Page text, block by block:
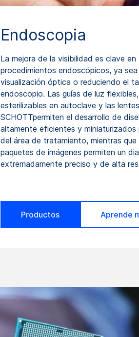
Endoscopia
La mejora de la visibilidad es clave
procedimientos endoscópicos, ya
visualización óptica o reduciendo el
endoscopio. Las guías de luz
esterilizables en autoclave y las
SCHOTTpermiten el desarrollo de
altamente eficientes y miniaturizados
del área de tratamiento, mientras que
paquetes de imágenes permiten un
extremadamente preciso y de alta
Productos Aprende